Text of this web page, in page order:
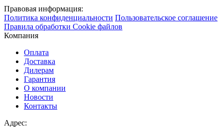
Правовая информация:
Политика конфиденциальности Пользовательское соглашение
Правила обработки Cookie файлов
Компания
Оплата
Доставка
Дилерам
Гарантия
О компании
Новости
Контакты
Адрес: